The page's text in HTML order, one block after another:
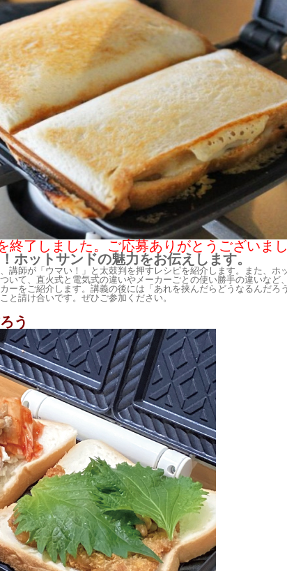
了しました。ご応募ありがとうございま
ホットサンドの魅力をお伝えします。
講師が「ウマい！」と太鼓判を押すレシピを紹介します。また、ホ
いて、直火式と電気式の違いやメーカーごとの使い勝手の違いなど
ーをご紹介します。 講義の後には「あれを挟んだらどうなるんだろ
と請け合いです。ぜひご参加ください。
う